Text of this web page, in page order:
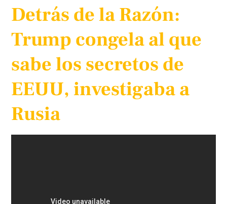
Detrás de la Razón:
Trump congela al que
sabe los secretos de
EEUU, investigaba a
Rusia